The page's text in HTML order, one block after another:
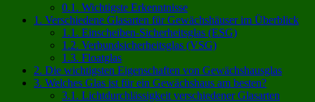
0.1. Wichtigste Erkenntnisse
1. Verschiedene Glasarten für Gewächshäuser im Überblick
1.1. Einscheiben-Sicherheitsglas (ESG)
1.2. Verbundsicherheitsglas (VSG)
1.3. Floatglas
2. Die wichtigsten Eigenschaften von Gewächshausglas
3. Welches Glas ist für ein Gewächshaus am besten?
3.1. Lichtdurchlässigkeit verschiedener Glasarten